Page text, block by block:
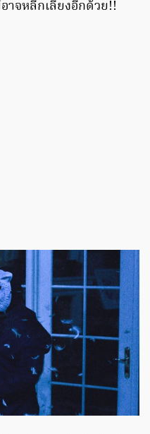
าจหลีกเลี่ยงอีกด้วย!!